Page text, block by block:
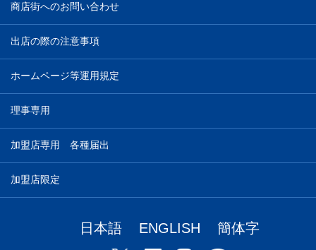
商店街へのお問い合わせ
出店の際の注意事項
ホームページ等運用規定
理事専用
加盟店専用 各種届出
加盟店限定
日本語 ENGLISH 簡体字